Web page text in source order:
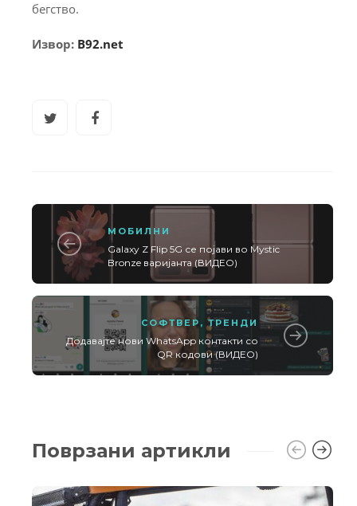
бегство.
Извор: B92.net
МОБИЛНИ
Galaxy Z Flip 5G се појави во Mystic
Bronze варијанта (ВИДЕО)
СОФТВЕР ,ТРЕНДИ
Додавајте нови WhatsApp контакти со
QR кодови (ВИДЕО)
Поврзани артикли